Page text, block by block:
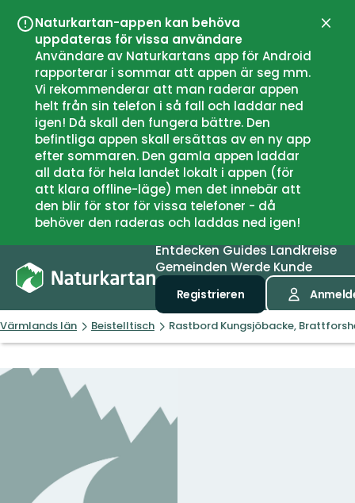
Naturkartan-appen kan behöva
uppdateras för vissa användare
Användare av Naturkartans app för Android
rapporterar i sommar att appen är seg mm.
Vi rekommenderar att man raderar appen
helt från sin telefon i så fall och laddar ned
igen! Då skall den fungera bättre. Den
befintliga appen skall ersättas av en ny app
efter sommaren. Den gamla appen laddar
all data för hela landet lokalt i appen (för
att klara offline-läge) men det innebär att
den blir för stor för vissa telefoner - då
behöver den raderas och laddas ned igen!
EntdeckenGuidesLandkreise
Gemeinden Werde Kunde
Registrieren
Värmlands län Beistelltisch Rastbord Kungsjöbacke,